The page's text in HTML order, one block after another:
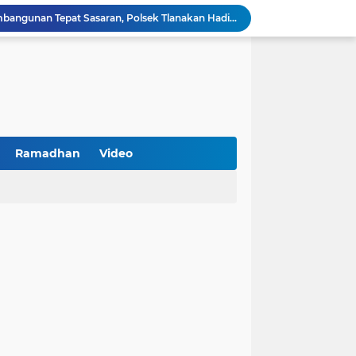
Kawal Perencanaan Pembangunan Tepat Sasaran, Polsek Tlanakan Hadiri Musrenbangdes Desa Bandaran
BPS Sampang: UMKM dan Usaha Besar Wajib Terdata di Sensus Ekonomi 2026, Kunci Kebijakan Tepat Sasaran
Baru Industri Jasa Keuangan
Ramadhan Video